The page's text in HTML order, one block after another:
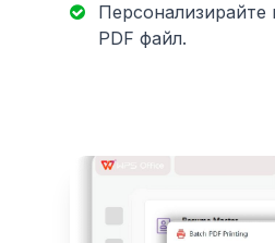
Персонализирайте
PDF файл.